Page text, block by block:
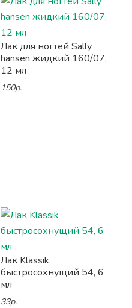
Лак для ногтей Sally
hansen жидкий 160/07,
12 мл
150р.
Лак Klassik
быстросохнущий 54, 6
мл
33р.